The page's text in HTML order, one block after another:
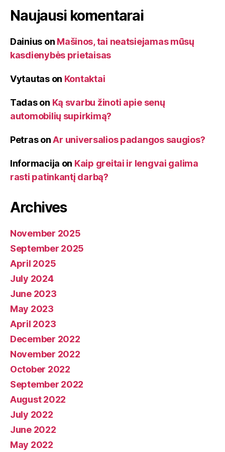
Naujausi komentarai
Dainius on Mašinos, tai neatsiejamas mūsų
kasdienybės prietaisas
Vytautason Kontaktai
Tadason Ką svarbu žinoti apie senų
automobilių supirkimą?
PetrasonAr universalios padangos saugios?
Informacija on Kaip greitai ir lengvai galima
rasti patinkantį darbą?
Archives
November 2025
September 2025
April 2025
July 2024
June 2023
May 2023
April 2023
December 2022
November 2022
October 2022
September 2022
August 2022
July 2022
June 2022
May 2022